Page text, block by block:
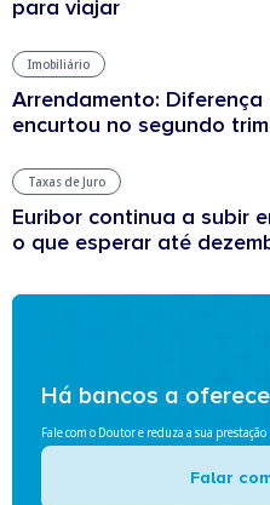
para viajar
Imobiliário
Arrendamento:
encurtou no segundo
Taxas de Juro
Euribor continua a subir
o que esperar até
Há bancos a
Fale com o Doutor e reduza a sua prestação
Falar